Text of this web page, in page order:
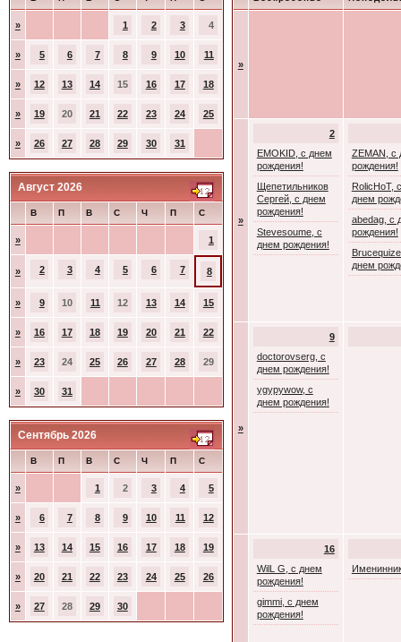
» 1 2 3 4
» 5 6 7 8 9 10 11
» 12 13 14 15 16 17 18
» 19 20 21 22 23 24 25
» 26 27 28 29 30 31
Август 2026
В П В С Ч П С
» 1
» 2 3 4 5 6 7 8
» 9 10 11 12 13 14 15
» 16 17 18 19 20 21 22
» 23 24 25 26 27 28 29
» 30 31
Сентябрь 2026
В П В С Ч П С
» 1 2 3 4 5
» 6 7 8 9 10 11 12
» 13 14 15 16 17 18 19
» 20 21 22 23 24 25 26
» 27 28 29 30
»
»
2
EMOKID, с днем
рождения!
Щепетильников
Сергей, с днем
рождения!
Stevesoume, с
днем рождения!
ZEMAN, с
рождения!
RolicHoT, с
днем
abedag, с
рождения!
днем
»
9
doctorovserg, с
днем рождения!
ygypywow, с
днем рождения!
16
WilL G, с днем
рождения!
gimmi, с днем
рождения!